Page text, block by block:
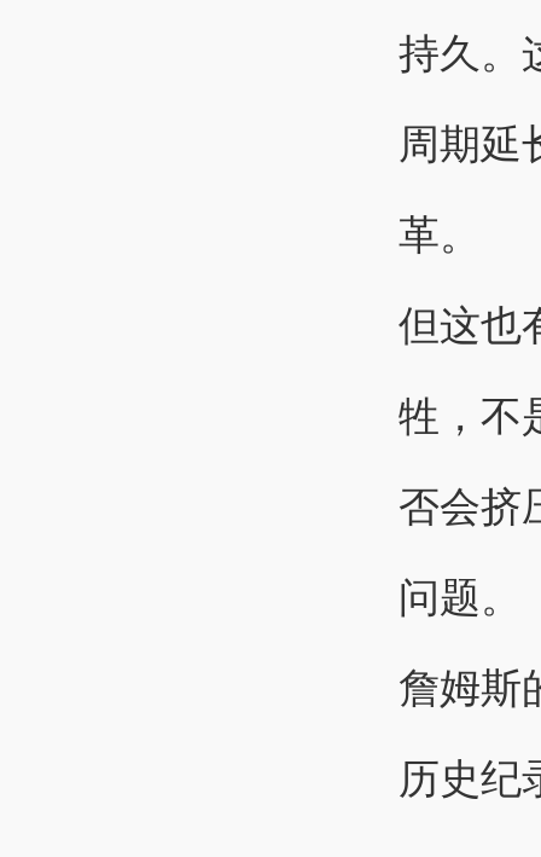
持久。
周期延
革。
但这也
牲，不
否会挤
问题。
詹姆斯
历史纪